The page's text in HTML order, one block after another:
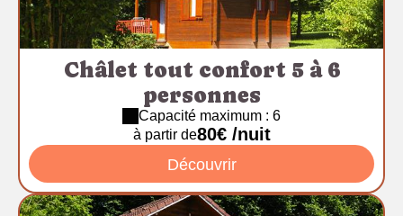
Châlet tout confort 5 à 6
personnes
Capacité maximum : 6
à partir de80€ /nuit
Découvrir